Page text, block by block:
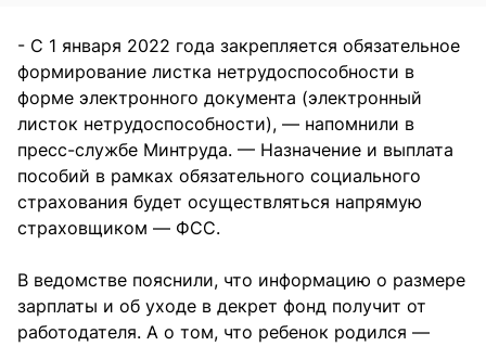
- С 1 января 2022 года закрепляется обязательное
формирование листка нетрудоспособности в
форме электронного документа (электронный
листок нетрудоспособности), — напомнили в
пресс-службе Минтруда. — Назначение и выплата
пособий в рамках обязательного социального
страхования будет осуществляться напрямую
страховщиком — ФСС.
В ведомстве пояснили, что информацию о размере
зарплаты и об уходе в декрет фонд получит от
работодателя. А о том, что ребенок родился —